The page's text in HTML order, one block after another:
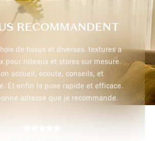
RECOMMANDENT
je recommande
29 juillet 2026